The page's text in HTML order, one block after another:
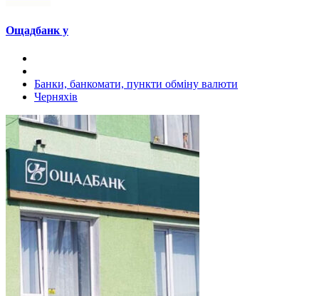
Ощадбанк у
Банки, банкомати, пункти обміну валюти
Черняхів